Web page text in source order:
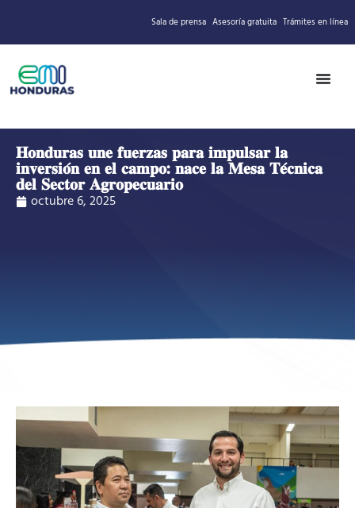
Sala de prensa Asesoría gratuita Trámites en línea
𝐇𝐨𝐧𝐝𝐮𝐫𝐚𝐬 𝐮𝐧𝐞 𝐟𝐮𝐞𝐫𝐳𝐚𝐬 𝐩𝐚𝐫𝐚 𝐢𝐦𝐩𝐮𝐥𝐬𝐚𝐫 𝐥𝐚
𝐢𝐧𝐯𝐞𝐫𝐬𝐢𝐨́𝐧 𝐞𝐧 𝐞𝐥 𝐜𝐚𝐦𝐩𝐨: 𝐧𝐚𝐜𝐞 𝐥𝐚 𝐌𝐞𝐬𝐚 𝐓𝐞́𝐜𝐧𝐢𝐜𝐚
𝐝𝐞𝐥 𝐒𝐞𝐜𝐭𝐨𝐫 𝐀𝐠𝐫𝐨𝐩𝐞𝐜𝐮𝐚𝐫𝐢𝐨
octubre 6, 2025